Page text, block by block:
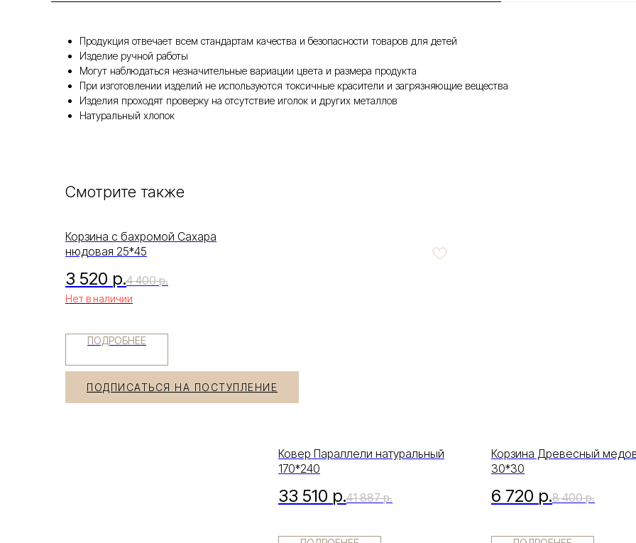
Продукция отвечает всем стандартам качества и безопасности товаров для детей
Изделие ручной работы
Могут наблюдаться незначительные вариации цвета и размера продукта
При изготовлении изделий не используются токсичные красители и загрязняющие вещества
Изделия проходят проверку на отсутствие иголок и других металлов
Натуральный хлопок
Смотрите также
Корзина с бахромой Сахара
нюдовая 25*45
3 520 р.4 400 р.
Нет в наличии
ПОДРОБНЕЕ
ПОДПИСАТЬСЯ НА ПОСТУПЛЕНИЕ
Ковер Параллели натуральный
170*240
33 510 р.41 887 р.
Корзина Древесный
30*30
6 720 р.8 400 р.